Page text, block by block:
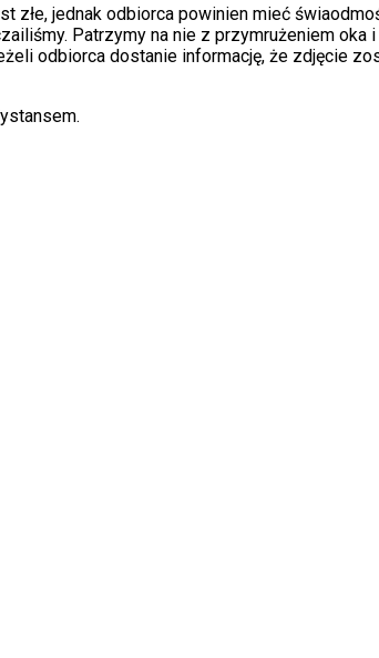
jednak odbiorca powinien mieć
Patrzymy na nie z przymrużeniem
odbiorca dostanie informację, że zdjęcie